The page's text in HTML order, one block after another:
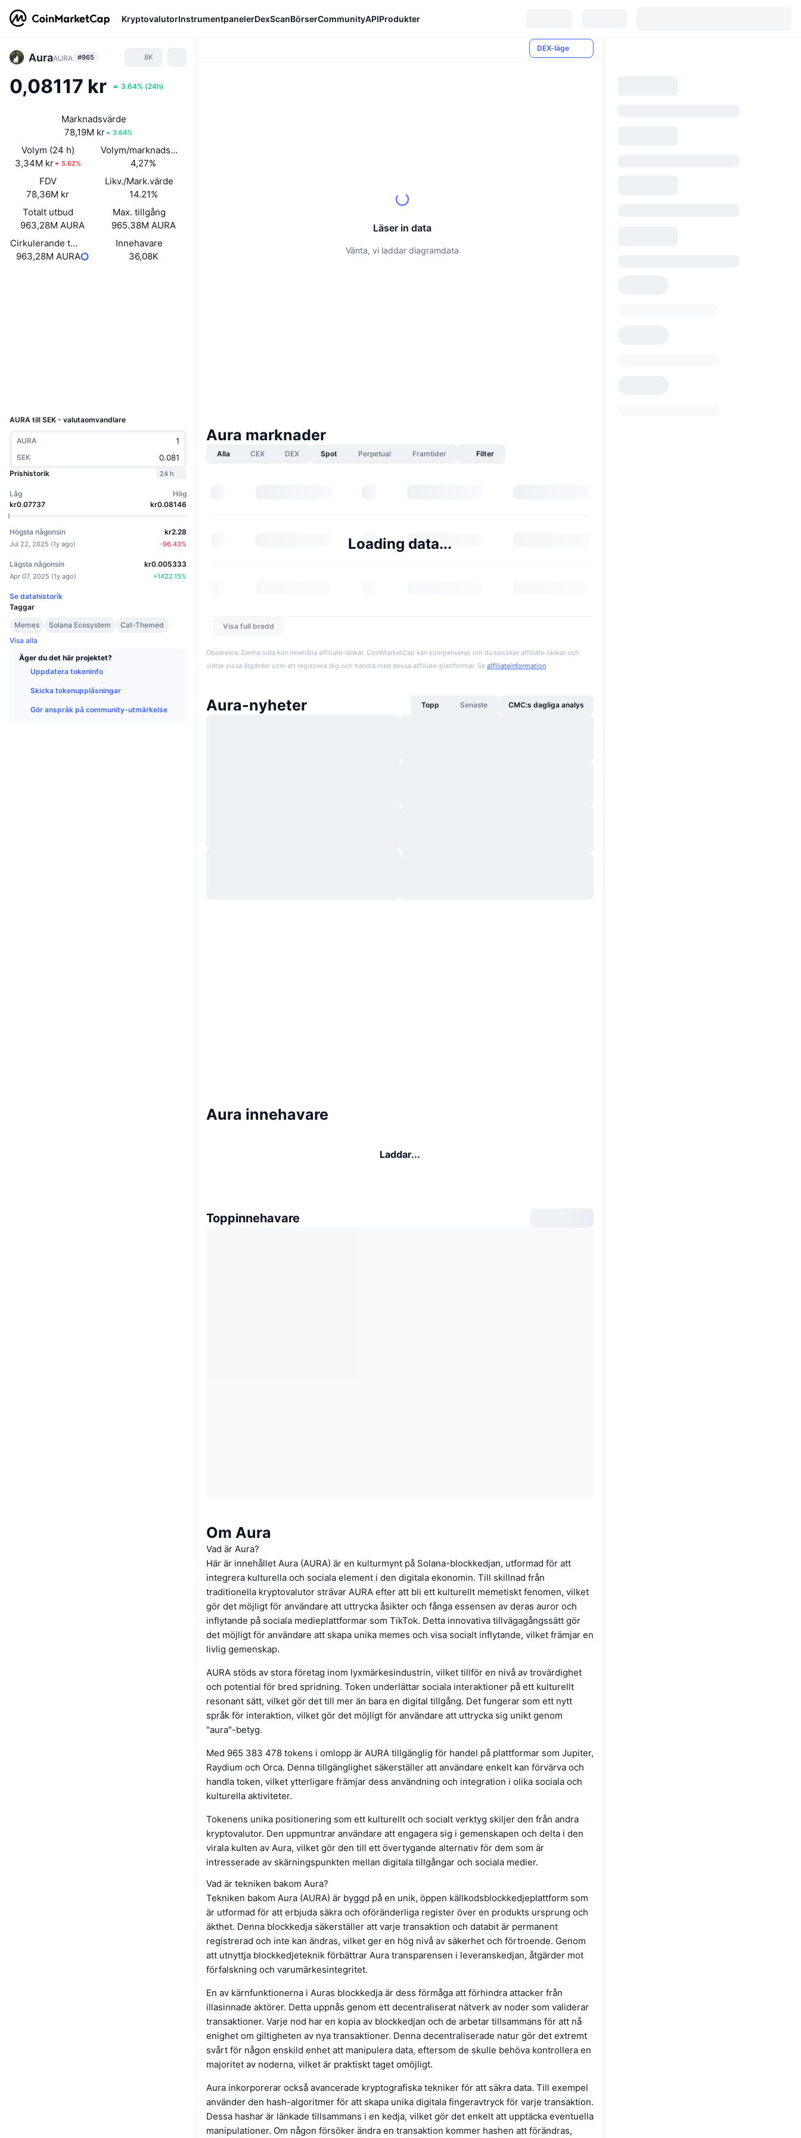
KryptovalutorInstrumentpanelerDexScanBörserCommunityAPIProdukter
AuraAURA #965 8K
0,08117 kr 3.64% (24h)
Marknadsvärde
78,19M kr
3.64%
Volym (24 h)
3,34M kr
5.62%
Volym/marknadsvärde (24h)
4,27%
FDV
78,36M kr
Likv./Mark.värde
14.21%
Totalt utbud
963,28M AURA
Max. tillgång
965.38M AURA
Cirkulerande tillgångar
963,28M AURA
Innehavare
36,08K
AURA till SEK - valutaomvandlare
AURA
SEK
Prishistorik
24 h
Låg
kr0.07737
Hög
kr0.08146
Högsta någonsin
Jul 22, 2025 (1y ago)
kr2.28
-96.43%
Lägsta någonsin
Apr 07, 2025 (1y ago)
kr0.005333
+1422.15%
Se datahistorik
Taggar
Memes
Solana Ecosystem
Cat-Themed
Visa alla
Äger du det här projektet?
Uppdatera tokeninfo
Skicka tokenupplåsningar
Gör anspråk på community-utmärkelse
DEX-läge
Läser in data
Vänta, vi laddar diagramdata
Aura marknader
Alla CEX DEX Spot Perpetual Framtider Filter
Loading data...
Visa full bredd
Observera: Denna sida kan innehålla affiliate-länkar. CoinMarketCap kan kompenseras om du besöker affiliate-länkar och
vidtar vissa åtgärder som att registrera dig och handla med dessa affiliate-plattformar. Se affiliateinformation.
Aura-nyheter Topp Senaste CMC:s dagliga analys
Aura innehavare
Laddar...
Toppinnehavare
Om Aura
Vad är Aura?
Här är innehållet Aura (AURA) är en kulturmynt på Solana-blockkedjan, utformad för att
integrera kulturella och sociala element i den digitala ekonomin. Till skillnad från
traditionella kryptovalutor strävar AURA efter att bli ett kulturellt memetiskt fenomen, vilket
gör det möjligt för användare att uttrycka åsikter och fånga essensen av deras auror och
inflytande på sociala medieplattformar som TikTok. Detta innovativa tillvägagångssätt gör
det möjligt för användare att skapa unika memes och visa socialt inflytande, vilket främjar en
livlig gemenskap.
AURA stöds av stora företag inom lyxmärkesindustrin, vilket tillför en nivå av trovärdighet
och potential för bred spridning. Token underlättar sociala interaktioner på ett kulturellt
resonant sätt, vilket gör det till mer än bara en digital tillgång. Det fungerar som ett nytt
språk för interaktion, vilket gör det möjligt för användare att uttrycka sig unikt genom
"aura"-betyg.
Med 965 383 478 tokens i omlopp är AURA tillgänglig för handel på plattformar som Jupiter,
Raydium och Orca. Denna tillgänglighet säkerställer att användare enkelt kan förvärva och
handla token, vilket ytterligare främjar dess användning och integration i olika sociala och
kulturella aktiviteter.
Tokenens unika positionering som ett kulturellt och socialt verktyg skiljer den från andra
kryptovalutor. Den uppmuntrar användare att engagera sig i gemenskapen och delta i den
virala kulten av Aura, vilket gör den till ett övertygande alternativ för dem som är
intresserade av skärningspunkten mellan digitala tillgångar och sociala medier.
Vad är tekniken bakom Aura?
Tekniken bakom Aura (AURA) är byggd på en unik, öppen källkodsblockkedjeplattform som
är utformad för att erbjuda säkra och oföränderliga register över en produkts ursprung och
äkthet. Denna blockkedja säkerställer att varje transaktion och databit är permanent
registrerad och inte kan ändras, vilket ger en hög nivå av säkerhet och förtroende. Genom
att utnyttja blockkedjeteknik förbättrar Aura transparensen i leveranskedjan, åtgärder mot
förfalskning och varumärkesintegritet.
En av kärnfunktionerna i Auras blockkedja är dess förmåga att förhindra attacker från
illasinnade aktörer. Detta uppnås genom ett decentraliserat nätverk av noder som validerar
transaktioner. Varje nod har en kopia av blockkedjan och de arbetar tillsammans för att nå
enighet om giltigheten av nya transaktioner. Denna decentraliserade natur gör det extremt
svårt för någon enskild enhet att manipulera data, eftersom de skulle behöva kontrollera en
majoritet av noderna, vilket är praktiskt taget omöjligt.
Aura inkorporerar också avancerade kryptografiska tekniker för att säkra data. Till exempel
använder den hash-algoritmer för att skapa unika digitala fingeravtryck för varje transaktion.
Dessa hashar är länkade tillsammans i en kedja, vilket gör det enkelt att upptäcka eventuella
manipulationer. Om någon försöker ändra en transaktion kommer hashen att förändras,